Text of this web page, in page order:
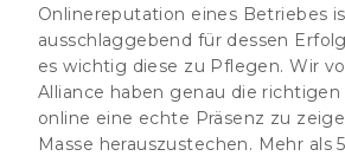
Onlinereputation eines Betriebes
ausschlaggebend für dessen
es wichtig diese zu Pflegen. Wir
Alliance haben genau die
online eine echte Präsenz zu
Masse herauszustechen. Mehr als